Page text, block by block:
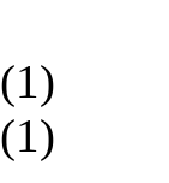
(1)
(1)